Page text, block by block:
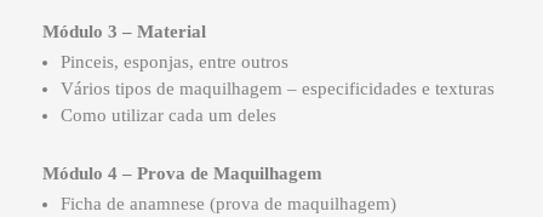
Módulo 3 – Material
Pinceis, esponjas, entre outros
Vários tipos de maquilhagem – especificidades e texturas
Como utilizar cada um deles
Módulo 4 – Prova de Maquilhagem
Ficha de anamnese (prova de maquilhagem)